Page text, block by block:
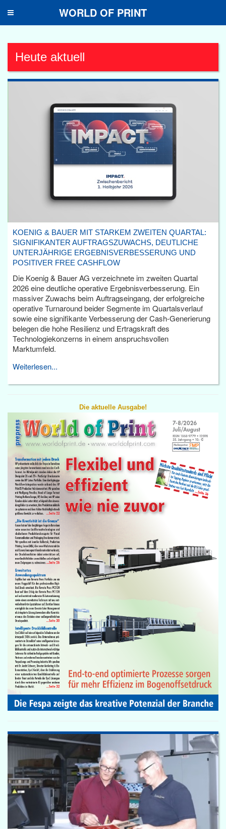
Toggle
WORLD OF PRINT
Heute aktuell
KOENIG & BAUER MIT STARKEM ZWEITEN QUARTAL:
SIGNIFIKANTER AUFTRAGSZUWACHS, DEUTLICHE
UNTERJÄHRIGE ERGEBNISVERBESSERUNG UND
POSITIVER FREE CASHFLOW
Die Koenig & Bauer AG verzeichnete im zweiten Quartal
2026 eine deutliche operative Ergebnisverbesserung. Ein
massiver Zuwachs beim Auftragseingang, der erfolgreiche
operative Turnaround beider Segmente im Quartalsverlauf
sowie eine signifikante Verbesserung der Cash-Generierung
belegen die hohe Resilienz und Ertragskraft des
Technologiekonzerns in einem anspruchsvollen
Marktumfeld.
Weiterlesen...
Die aktuelle Ausgabe!